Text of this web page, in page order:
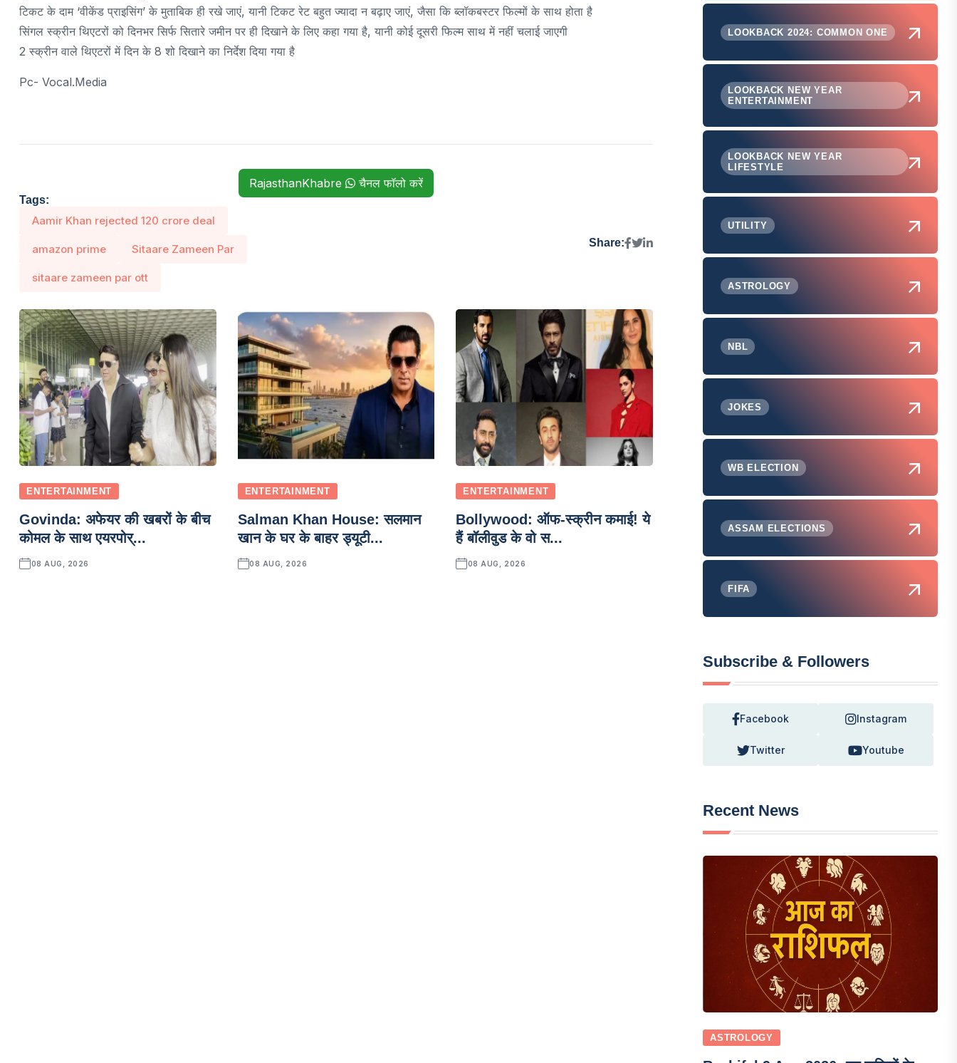
टिकट के दाम ‘वीकेंड प्राइसिंग’ के मुताबिक ही रखे जाएं, यानी टिकट रेट बहुत ज्यादा न बढ़ाए जाएं, जैसा कि ब्लॉकबस्टर फिल्मों के साथ होता है
सिंगल स्क्रीन थिएटरों को दिनभर सिर्फ सितारे जमीन पर ही दिखाने के लिए कहा गया है, यानी कोई दूसरी फिल्म साथ में नहीं चलाई जाएगी
2 स्क्रीन वाले थिएटरों में दिन के 8 शो दिखाने का निर्देश दिया गया है
Pc- Vocal.media
RajasthanKhabre चैनल फॉलो करें
Tags:
Aamir Khan rejected 120 crore deal
amazon prime Sitaare Zameen Par
sitaare zameen par ott
Share:
ENTERTAINMENT
Govinda: अफेयर की खबरों के बीच
कोमल के साथ एयरपोर्...
08 AUG, 2026
ENTERTAINMENT
Salman Khan House: सलमान
खान के घर के बाहर ड्यूटी...
08 AUG, 2026
ENTERTAINMENT
Bollywood: ऑफ-स्क्रीन कमाई! ये
हैं बॉलीवुड के वो स...
08 AUG, 2026
LOOKBACK 2024: COMMON ONE
LOOKBACK NEW YEAR
ENTERTAINMENT
LOOKBACK NEW YEAR
LIFESTYLE
UTILITY
ASTROLOGY
NBL
JOKES
WB ELECTION
ASSAM ELECTIONS
FIFA
Subscribe & Followers
Facebook Instagram
Twitter Youtube
Recent News
ASTROLOGY